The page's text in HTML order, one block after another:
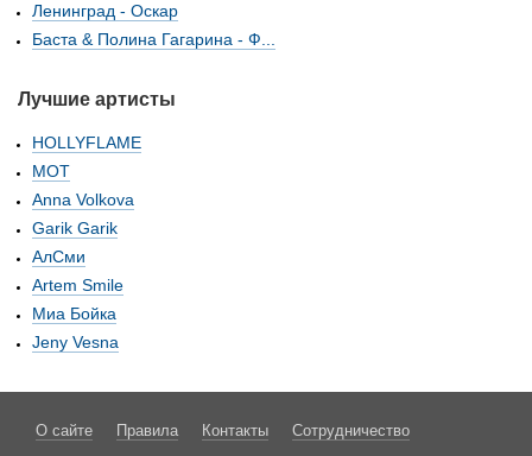
Ленинград - Оскар
Баста & Полина Гагарина - Ф...
Лучшие артисты
HOLLYFLAME
МОТ
Anna Volkova
Garik Garik
АлСми
Artem Smile
Миа Бойка
Jeny Vesna
О сайте Правила Контакты Сотрудничество